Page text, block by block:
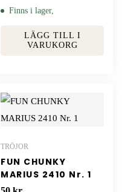
Finns i lager,
LÄGG TILL I
VARUKORG
TRÖJOR
FUN CHUNKY
MARIUS 2410 Nr. 1